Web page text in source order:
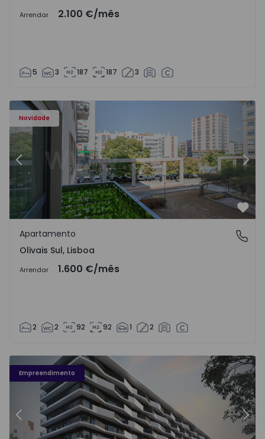
Arrendar 2.100 €/mês
5 3 187 187 3
Novidade
Anterior
Olivais Sul, Lisboa
Apartamento
Olivais Sul, Lisboa
Arrendar 1.600 €/mês
2 2 92 92 1 2
Empreendimento
VALRIO - 1
Anterior